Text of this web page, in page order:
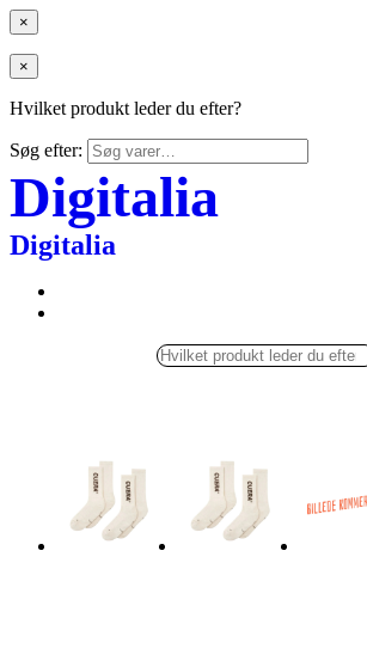
×
×
Hvilket produkt leder du efter?
Søg efter:
Digitalia
Digitalia